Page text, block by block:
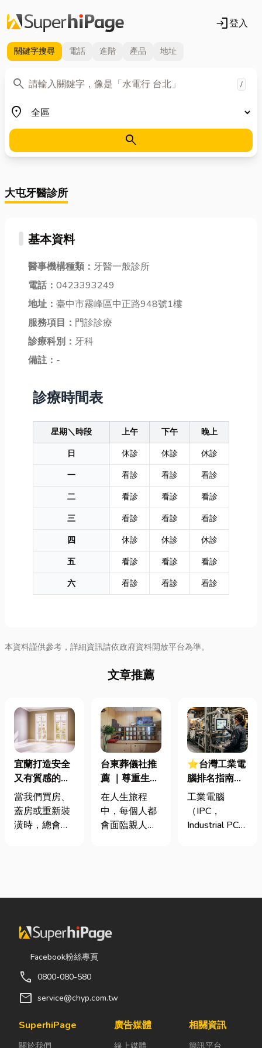
login登入
關鍵字搜尋 電話 進階 產品 地址
search
關鍵字 /
place
地區
search
大屯牙醫診所
基本資料
醫事機構種類： 牙醫一般診所
電話： 0423393249
地址： 臺中市霧峰區中正路948號1樓
服務項目： 門診診療
診療科別： 牙科
備註： -
診療時間表
星期＼時段 上午 下午
晚上
日
休診 休診
休診
一
看診 看診
看診
二
看診 看診
看診
三
看診 看診
看診
四
休診 休診
休診
五
看診 看診
看診
六
看診 看診 看診
本資料謹供參考，詳細資訊請依政府資料開放平台為準。
文章推薦
宜蘭打造安全
又有質感的
家，從專業門
窗開始
當我們買房、
蓋房或重新裝
潢時，總會把
天都在使用的
實，一扇好的
門窗不只是遮
風避雨而已，
安全、採光、
通風與生活品
氣候潮濕多
台東葬儀社推
薦 ｜尊重生
命、貼心陪伴
每一段告別
在人生旅程
中，每個人都
會面臨親人離
儀社，不只是
屬在艱難時刻
禮儀規劃、告
後續的行政協
⭐台灣工業電
腦排名指南：
台灣三大工業
電腦龍頭有哪
些？工廠採購
工業電腦
（IPC，
Industrial PC）
的硬體運算平
機無法應付高
Facebook粉絲專頁
call 0800-080-580
mail service@chyp.com.tw
SuperhiPage
關於我們
廣告媒體
線上媒體
相關資訊
簡訊平台